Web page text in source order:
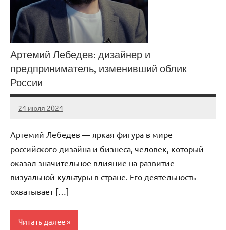
Артемий Лебедев: дизайнер и
предприниматель, изменивший облик
России
24 июля 2024
Avtor
Нет
Артемий Лебедев — яркая фигура в мире
российского дизайна и бизнеса, человек, который
оказал значительное влияние на развитие
визуальной культуры в стране. Его деятельность
охватывает […]
Читать далее